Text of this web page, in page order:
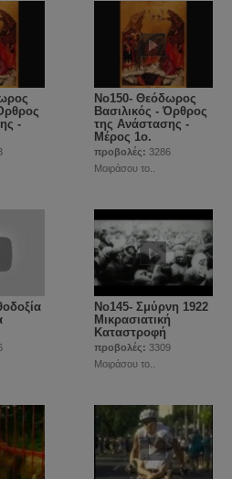
-
Νο150- Θεόδωρος
Βασιλικός - Όρθρος
της Ανάστασης -
Μέρος 1ο.
προβολές: 3286
Μοιράσου το..
Νο145- Σμύρνη 1922
Μικρασιατική
Καταστροφή
προβολές: 3309
Μοιράσου το..